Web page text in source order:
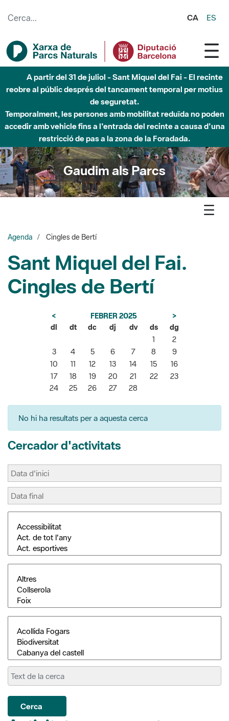
CA ES
A partir del 31 de juliol - Sant Miquel del Fai - El recinte
reobre al públic després del tancament temporal per motius
de seguretat.
Temporalment, les persones amb mobilitat reduïda no poden
accedir amb vehicle fins a l'entrada del recinte a causa d'una
restricció de pas a la zona de la Foradada.
Gaudim als Parcs
Agenda Cingles de Bertí
Sant Miquel del Fai.
Cingles de Bertí
< FEBRER 2025
>
dl
dt dc dj dv ds
dg
1
2
3
4 5 6 7 8
9
10
11 12 13 14 15
16
17
18 19 20 21 22
23
24
25 26 27 28
No hi ha resultats per a aquesta cerca
Cercador d'activitats
Cerca